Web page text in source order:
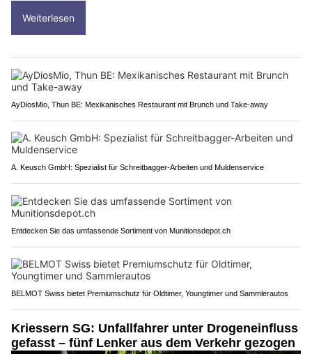
Weiterlesen
AyDiosMio, Thun BE: Mexikanisches Restaurant mit Brunch und Take-away
A. Keusch GmbH: Spezialist für Schreitbagger-Arbeiten und Muldenservice
Entdecken Sie das umfassende Sortiment von Munitionsdepot.ch
BELMOT Swiss bietet Premiumschutz für Oldtimer, Youngtimer und Sammlerautos
Kriessern SG: Unfallfahrer unter Drogeneinfluss
gefasst – fünf Lenker aus dem Verkehr gezogen